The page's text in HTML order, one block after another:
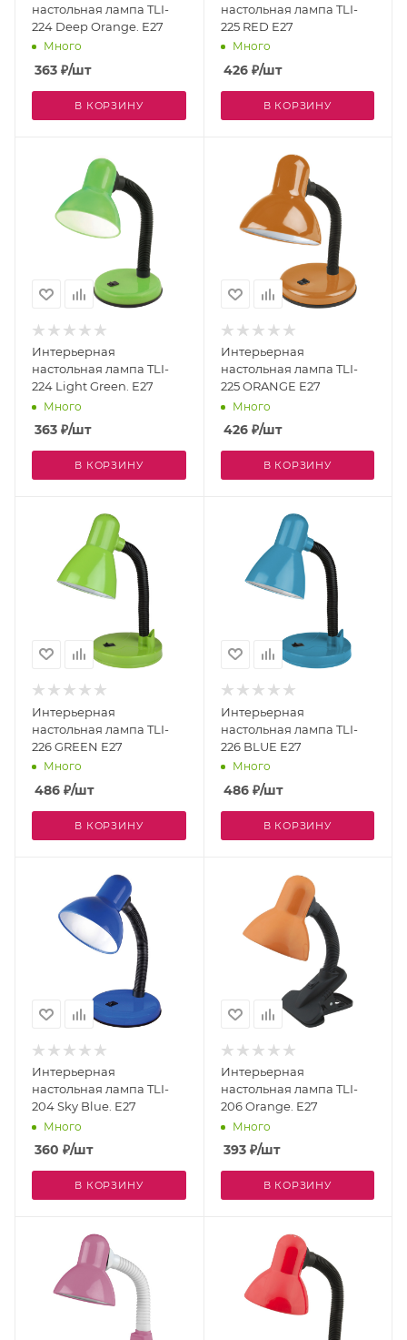
настольная лампа TLI-
224 Deep Orange. E27
Много
363 ₽/шт
В КОРЗИНУ
настольная лампа TLI-
225 RED E27
Много
426₽/шт
В КОРЗИНУ
Интерьерная
настольная лампа TLI-
224 Light Green. E27
Много
363 ₽/шт
В КОРЗИНУ
Интерьерная
настольная лампа TLI-
225 ORANGE E27
Много
426₽/шт
В КОРЗИНУ
Интерьерная
настольная лампа TLI-
226 GREEN E27
Много
486 ₽/шт
В КОРЗИНУ
Интерьерная
настольная лампа TLI-
226 BLUE E27
Много
486₽/шт
В КОРЗИНУ
Интерьерная
настольная лампа TLI-
204 Sky Blue. E27
Много
360 ₽/шт
В КОРЗИНУ
Интерьерная
настольная лампа TLI-
206 Orange. E27
Много
393₽/шт
В КОРЗИНУ